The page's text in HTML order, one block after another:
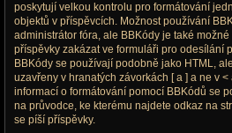
poskytují velkou kontrolu pro formátování
objektů v příspěvcích. Možnost používání
administrátor fóra, ale BBKódy je také
příspěvky zakázat ve formuláři pro odesílání
BBKódy se používají podobně jako HTML,
uzavřeny v hranatých závorkách [ a ] a ne v <
informací o formátování pomocí BBKódů se
na průvodce, ke kterému najdete odkaz na
se píší příspěvky.